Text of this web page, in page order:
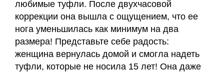
любимые туфли. После двухчасовой
коррекции она вышла с ощущением, что ее
нога уменьшилась как минимум на два
размера! Представьте себе радость:
женщина вернулась домой и смогла надеть
туфли, которые не носила 15 лет! Она даже